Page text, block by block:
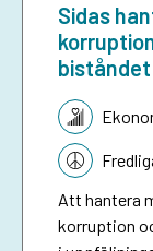
Sidas
biståndet
Tematik:
Att hantera
korruption